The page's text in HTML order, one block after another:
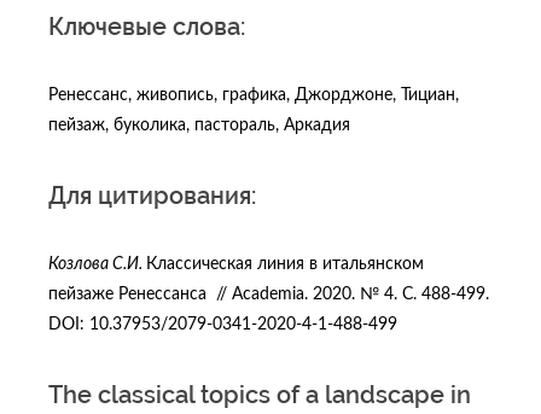
Ключевые слова:
Ренессанс, живопись, графика, Джорджоне, Тициан,
пейзаж, буколика, пастораль, Аркадия
Для цитирования:
Козлова С.И. Классическая линия в итальянском
пейзаже Ренессанса // Academia. 2020. № 4. С. 488-499.
DOI: 10.37953/2079-0341-2020-4-1-488-499
The classical topics of a landscape in